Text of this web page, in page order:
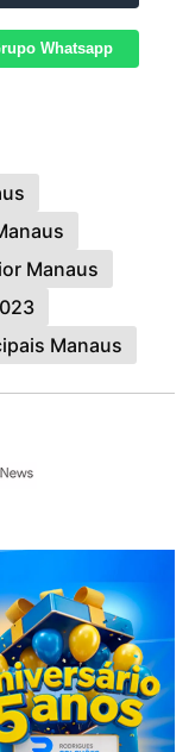
Whatsapp
Manaus
Manaus